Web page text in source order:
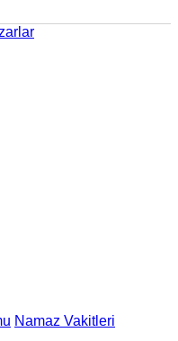
Namaz Vakitleri